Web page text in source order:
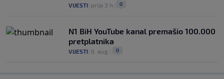
VIJESTI prije 3 h 0
N1 BiH YouTube kanal premašio 100.000
pretplatnika
VIJESTI 6. aug. 0